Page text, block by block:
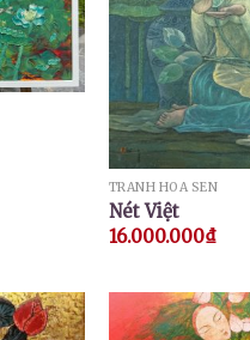
TRANH HOA SEN
Nét Việt
16.000.000₫